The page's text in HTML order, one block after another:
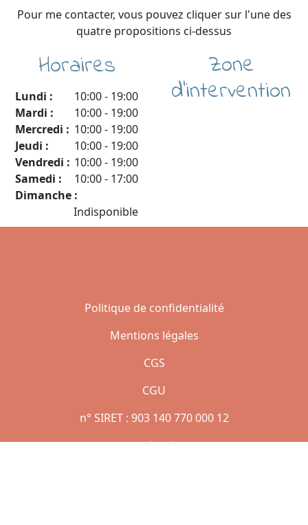
Horaires
Lundi : 10:00- 19:00
Mardi :
10:00- 19:00
Mercredi : 10:00- 19:00
Jeudi :
10:00- 19:00
Vendredi : 10:00- 19:00
Samedi :
10:00- 17:00
Dimanche :
Indisponible
Pour me contacter, vous pouvez cliquer sur l'une des
quatre propositions ci-dessus
Zone
d'intervention
Politique de confidentialité
Mentions légales
CGS
CGU
n° SIRET : 903 140 770 000 12
Copyright © 2021 | Réalisé par Jean AMAZAN